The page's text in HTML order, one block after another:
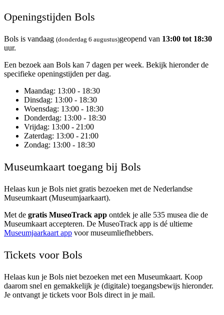
Openingstijden Bols
Bols is vandaag (donderdag 6 augustus)geopend van 13:00 tot 18:30
uur.
Een bezoek aan Bols kan 7 dagen per week. Bekijk hieronder de
specifieke openingstijden per dag.
Maandag: 13:00 - 18:30
Dinsdag: 13:00 - 18:30
Woensdag: 13:00 - 18:30
Donderdag: 13:00 - 18:30
Vrijdag: 13:00 - 21:00
Zaterdag: 13:00 - 21:00
Zondag: 13:00 - 18:30
Museumkaart toegang bij Bols
Helaas kun je Bols niet gratis bezoeken met de Nederlandse
Museumkaart (Museumjaarkaart).
Met de gratis MuseoTrack app ontdek je alle 535 musea die de
Museumkaart accepteren. De MuseoTrack app is dé ultieme
Museumjaarkaart app voor museumliefhebbers.
Tickets voor Bols
Helaas kun je Bols niet bezoeken met een Museumkaart. Koop
daarom snel en gemakkelijk je (digitale) toegangsbewijs hieronder.
Je ontvangt je tickets voor Bols direct in je mail.